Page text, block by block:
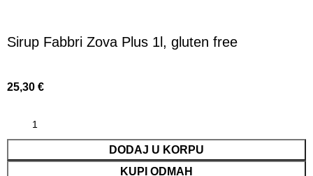
Sirup Fabbri Zova Plus 1l, gluten free
25,30€
DODAJ U KORPU
KUPI ODMAH